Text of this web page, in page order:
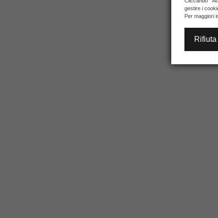
gestire i
Per maggiori
Rifiuta